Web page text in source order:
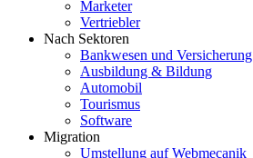
Marketer
Vertriebler
Nach Sektoren
Bankwesen und Versicherung
Ausbildung & Bildung
Automobil
Tourismus
Software
Migration
Umstellung auf Webmecanik